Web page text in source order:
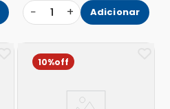
− 1 + Adicionar
10%